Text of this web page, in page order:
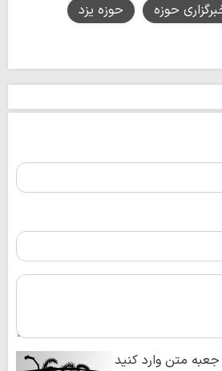
حوزه
حوزه یزد
متن وارد کنید